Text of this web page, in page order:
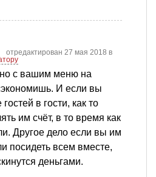
отредактирован 27 мая 2018 в
но с вашим меню на
И если вы
в гости, как то
им счёт, в то время как
Другое дело если вы им
посидеть всем вместе,
деньгами.